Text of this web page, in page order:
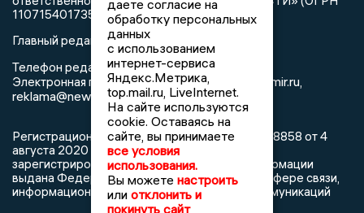
1107154017354)
Главный редактор: Мазов С. А.
Телефон редакции:8 (4922) 666916
Электронная почта редакции:info@newsvladimir.ru
reklama@newsvladimir.ru
Регистрационный номер: серия Эл № ФС77-78858 от 4
августа 2020 г. согласно выписке из реестра
зарегистрированных средств массовой информации
выдана Федеральной службой по надзору в сфере связи,
информационных технологий и массовых коммуникаций
даете согласие на
обработку персональных
данных
с использованием
интернет-сервиса
Яндекс.Метрика,
top.mail.ru, LiveInternet.
На сайте используются
cookie. Оставаясь на
сайте, вы принимаете
все условия
использования.
Вы можете настроить
или отклонить и
покинуть сайт